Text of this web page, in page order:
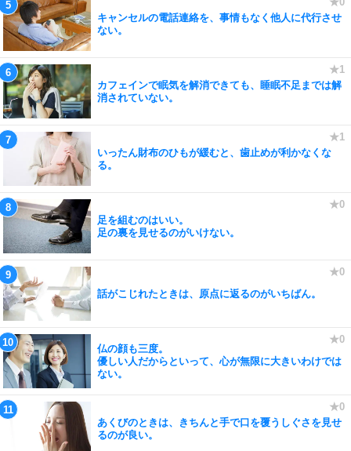
キャンセルの電話連絡を、事情もなく他人に代行させ
ない。
カフェインで眠気を解消できても、睡眠不足までは解
消されていない。
いったん財布のひもが緩むと、歯止めが利かなくな
る。
足を組むのはいい。
足の裏を見せるのがいけない。
話がこじれたときは、原点に返るのがいちばん。
仏の顔も三度。
優しい人だからといって、心が無限に大きいわけでは
ない。
あくびのときは、きちんと手で口を覆うしぐさを見せ
るのが良い。